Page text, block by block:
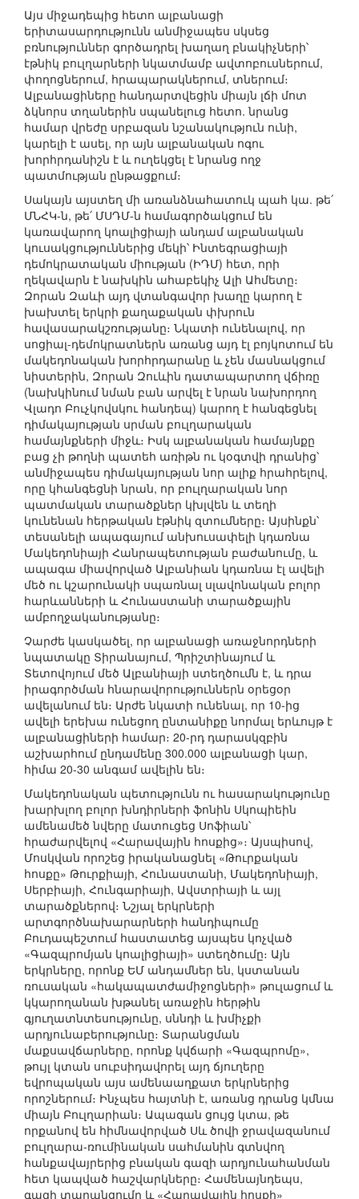
Այս միջադեպից հետո ալբանացի
երիտասարդությունն անմիջապես սկսեց
բռնություններ գործադրել խաղաղ բնակիչների՝
էթնիկ բուլղարների նկատմամբ ավտոբուսներում,
փողոցներում, հրապարակներում, տներում։
Ալբանացիները հանդարտվեցին միայն լճի մոտ
ձկնորս տղաներին սպանելուց հետո. նրանց
համար վրեժը սրբազան նշանակություն ունի,
կարելի է ասել, որ այն ալբանական ոգու
խորհրդանիշն է և ուղեկցել է նրանց ողջ
պատմության ընթացքում։
Սակայն այստեղ մի առանձնահատուկ պահ կա. թե՛
ՄՆՀԿ-ն, թե՛ ՄՍԴՄ-ն համագործակցում են
կառավարող կոալիցիայի անդամ ալբանական
կուսակցություններից մեկի՝ Ինտեգրացիայի
դեմոկրատական միության (ԻԴՄ) հետ, որի
ղեկավարն է նախկին ահաբեկիչ Ալի Ահմետը։
Զորան Զաևի այդ վտանգավոր խաղը կարող է
խախտել երկրի քաղաքական փխրուն
հավասարակշռությանը։ Նկատի ունենալով, որ
սոցիալ-դեմոկրատներն առանց այդ էլ բոյկոտում են
մակեդոնական խորհրդարանը և չեն մասնակցում
նիստերին, Զորան Զուևին դատապարտող վճիռը
(նախկինում նման բան արվել է նրան նախորդող
Վլադո Բուչկովսկու հանդեպ) կարող է հանգեցնել
դիմակայության սրման բուլղարական
համայնքների միջև։ Իսկ ալբանական համայնքը
բաց չի թողնի պատեհ առիթն ու կօգտվի դրանից՝
անմիջապես դիմակայության նոր ալիք հրահրելով,
որը կհանգեցնի նրան, որ բուլղարական նոր
պատմական տարածքներ կխլվեն և տեղի
կունենան հերթական էթնիկ զտումները։ Այսինքն՝
տեսանելի ապագայում անխուսափելի կդառնա
Մակեդոնիայի Հանրապետության բաժանումը, և
ապագա միավորված Ալբանիան կդառնա էլ ավելի
մեծ ու կշարունակի սպառնալ սլավոնական բոլոր
հարևանների և Հունաստանի տարածքային
ամբողջականությանը։
Չարժե կասկածել, որ ալբանացի առաջնորդների
նպատակը Տիրանայում, Պրիշտինայում և
Տետովոյում մեծ Ալբանիայի ստեղծումն է, և դրա
իրագործման հնարավորություններն օրեցօր
ավելանում են։ Արժե նկատի ունենալ, որ 10-ից
ավելի երեխա ունեցող ընտանիքը նորմալ երևույթ է
ալբանացիների համար։ 20-րդ դարասկզբին
աշխարհում ընդամենը 300.000 ալբանացի կար,
հիմա 20-30 անգամ ավելին են։
Մակեդոնական պետությունն ու հասարակությունը
խարխլող բոլոր խնդիրների ֆոնին Սկոպիեին
ամենամեծ նվերը մատուցեց Սոֆիան՝
հրաժարվելով «Հարավային հոսքից»։ Այսպիսով,
Մոսկվան որոշեց իրականացնել «Թուրքական
հոսքը» Թուրքիայի, Հունաստանի, Մակեդոնիայի,
Սերբիայի, Հունգարիայի, Ավստրիայի և այլ
տարածքներով։ Նշյալ երկրների
արտգործնախարարների հանդիպումը
Բուդապեշտում հաստատեց այսպես կոչված
«Գազպրոմյան կոալիցիայի» ստեղծումը։ Այն
երկրները, որոնք ԵՄ անդամներ են, կստանան
ռուսական «հակապատժամիջոցների» թուլացում և
կկարողանան խթանել առաջին հերթին
գյուղատնտեսությունը, սննդի և խմիչքի
արդյունաբերությունը։ Տարանցման
մաքսավճարները, որոնք կվճարի «Գազպրոմը»,
թույլ կտան սուբսիդավորել այդ ճյուղերը
եվրոպական այս ամենաաղքատ երկրներից
որոշներում։ Ինչպես հայտնի է, առանց դրանց կմնա
միայն Բուլղարիան։ Ապագան ցույց կտա, թե
որքանով են հիմնավորված Սև ծովի ջրավազանում
բուլղարա-ռումինական սահմանին գտնվող
հանքավայրերից բնական գազի արդյունահանման
հետ կապված հաշվարկները։ Համենայնդեպս,
գազի տարանցումը և «Հարավային հոսքի»